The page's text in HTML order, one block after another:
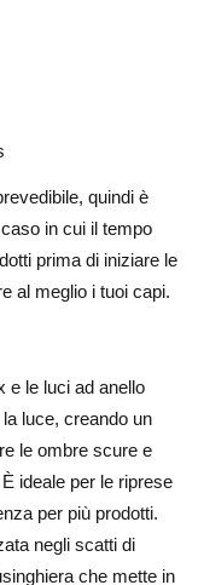
quindi è
in cui il tempo
prima di iniziare le
al meglio i tuoi capi.
e le luci ad anello
luce, creando un
le ombre scure e
ideale per le riprese
per più prodotti.
negli scatti di
che mette in